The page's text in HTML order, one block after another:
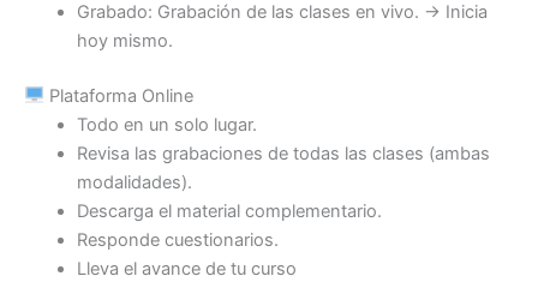
Grabado: Grabación de las clases en vivo. → Inicia
hoy mismo.
Plataforma Online
Todo en un solo lugar.
Revisa las grabaciones de todas las clases (ambas
modalidades).
Descarga el material complementario.
Responde cuestionarios.
Lleva el avance de tu curso